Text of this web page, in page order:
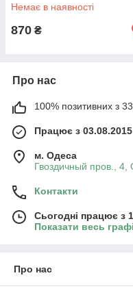
Немає в наявності
870 ₴
Про нас
100% позитивних з 33
Працює з 03.08.2015
м. Одеса
Гвоздичный пров., 4,
Контакти
Сьогодні працює з
Показати весь
Про нас